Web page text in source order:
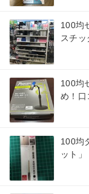
100均
スチッ
100均
め！口
100均
ット」